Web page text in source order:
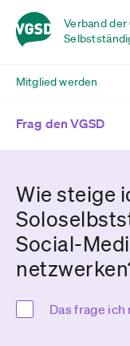
Verband
Mitglied werden
Frag den VGSD
Wie steige
Social-
Das frage ich